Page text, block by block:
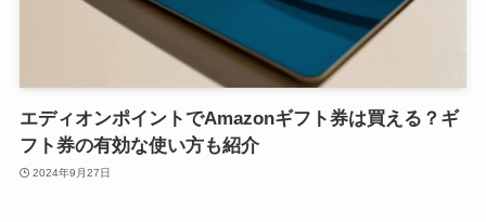
エディオンポイントでAmazonギフト券は買える？ギ
フト券の有効な使い方も紹介
2024年9月27日